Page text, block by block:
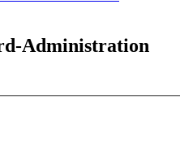
Administration